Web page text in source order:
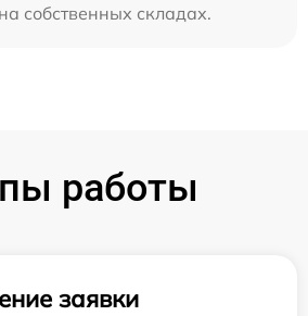
собственных складах.
работы
заявки